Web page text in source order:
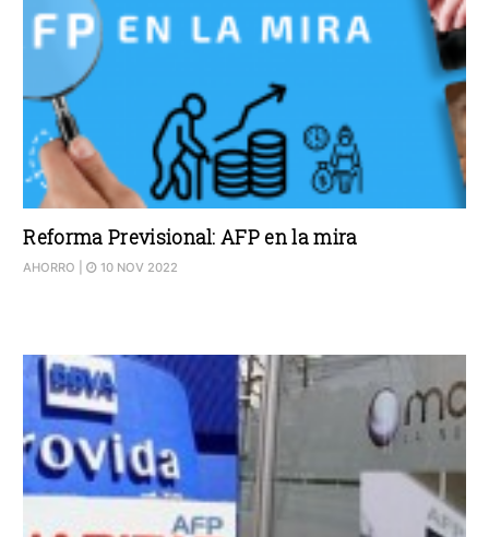
Reforma Previsional: AFP en la mira
AHORRO | 10 NOV 2022